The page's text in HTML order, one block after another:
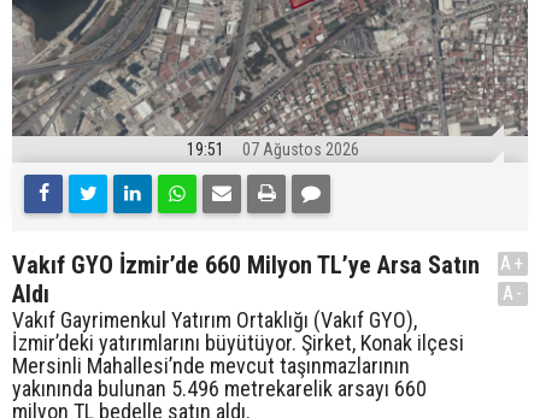
19:51 07 Ağustos 2026
Vakıf GYO İzmir’de 660 Milyon TL’ye Arsa Satın
Aldı
Vakıf Gayrimenkul Yatırım Ortaklığı (Vakıf GYO),
İzmir’deki yatırımlarını büyütüyor. Şirket, Konak ilçesi
Mersinli Mahallesi’nde mevcut taşınmazlarının
yakınında bulunan 5.496 metrekarelik arsayı 660
milyon TL bedelle satın aldı.
A+
A-